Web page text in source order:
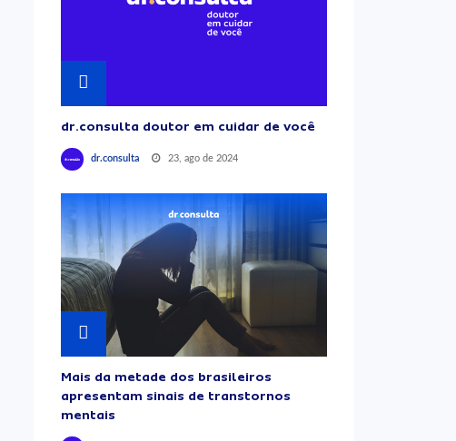
dr.consulta doutor em cuidar de você
dr.consulta 23, ago de 2024
Mais da metade dos brasileiros
apresentam sinais de transtornos
mentais